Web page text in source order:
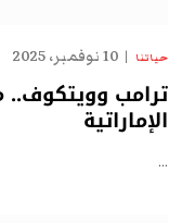
حياتنا 10 نوفمبر، 2025
ترامب وويتكوف..
الإماراتية
…